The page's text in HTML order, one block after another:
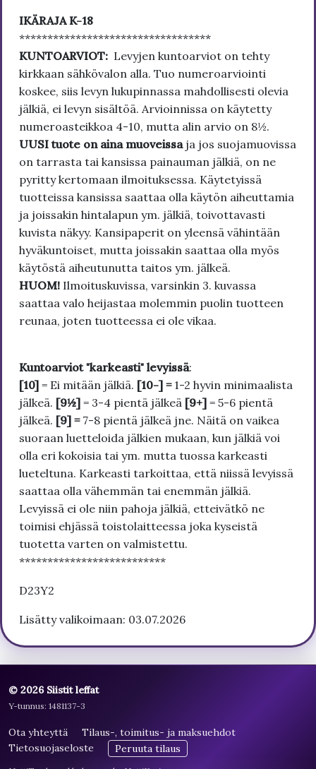
IKÄRAJA K-18
**********************************
KUNTOARVIOT: Levyjen kuntoarviot on tehty
kirkkaan sähkövalon alla. Tuo numeroarviointi
koskee, siis levyn lukupinnassa mahdollisesti olevia
jälkiä, ei levyn sisältöä. Arvioinnissa on käytetty
numeroasteikkoa 4-10, mutta alin arvio on 8½.
UUSI tuote on aina muoveissa ja jos suojamuovissa
on tarrasta tai kansissa painauman jälkiä, on ne
pyritty kertomaan ilmoituksessa. Käytetyissä
tuotteissa kansissa saattaa olla käytön aiheuttamia
ja joissakin hintalapun ym. jälkiä, toivottavasti
kuvista näkyy. Kansipaperit on yleensä vähintään
hyväkuntoiset, mutta joissakin saattaa olla myös
käytöstä aiheutunutta taitos ym. jälkeä.
HUOM! Ilmoituskuvissa, varsinkin 3. kuvassa
saattaa valo heijastaa molemmin puolin tuotteen
reunaa, joten tuotteessa ei ole vikaa.
Kuntoarviot "karkeasti" levyissä:
[10] = Ei mitään jälkiä. [10-] = 1-2 hyvin minimaalista
jälkeä. [9½] = 3-4 pientä jälkeä [9+] = 5-6 pientä
jälkeä. [9] = 7-8 pientä jälkeä jne. Näitä on vaikea
suoraan luetteloida jälkien mukaan, kun jälkiä voi
olla eri kokoisia tai ym. mutta tuossa karkeasti
lueteltuna. Karkeasti tarkoittaa, että niissä levyissä
saattaa olla vähemmän tai enemmän jälkiä.
Levyissä ei ole niin pahoja jälkiä, etteivätkö ne
toimisi ehjässä toistolaitteessa joka kyseistä
tuotetta varten on valmistettu.
**************************
D23Y2
Lisätty valikoimaan: 03.07.2026
© 2026 Siistit leffat
Y-tunnus: 1481137-3
Ota yhteyttä
Tilaus-, toimitus- ja maksuehdot
Tietosuojaseloste
Peruuta tilaus